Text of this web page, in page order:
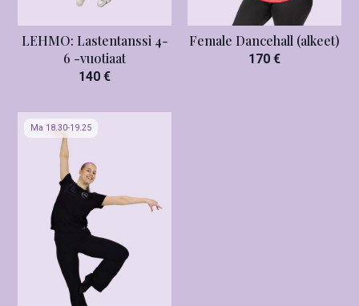
LEHMO: Lastentanssi 4-
6 -vuotiaat
140 €
Female Dancehall (alkeet)
170 €
Ma 18.30-19.25